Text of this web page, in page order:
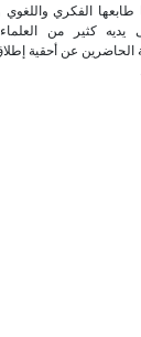
الفكري واللغوي
كثير من
الحاضرين عن أحقية